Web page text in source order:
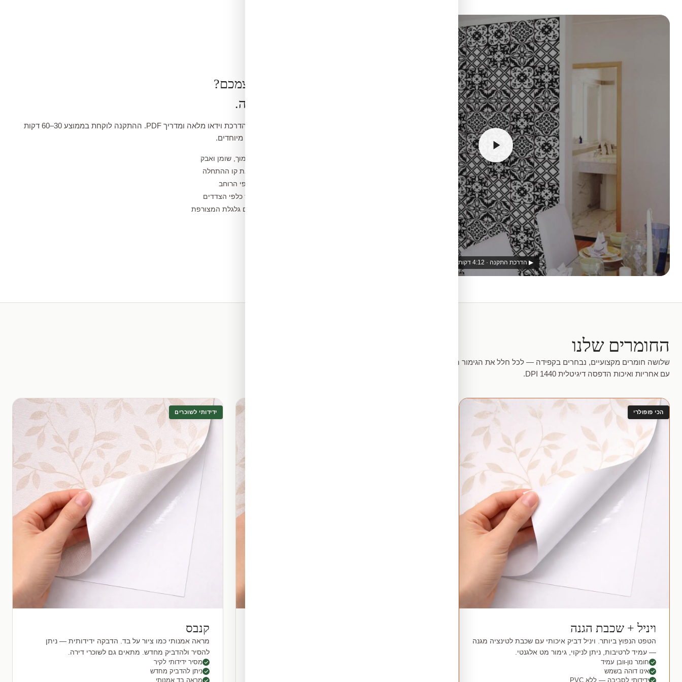
▶ הדרכת התקנה · 4:12 דקות
הרכבה בעצמכם?
קלה ופשוטה.
כל טפט מגיע עם הדרכת וידאו מלאה ומדריך PDF. ההתקנה לוקחת בממוצע 30–60 דקות
ואינה דורשת כלים מיוחדים.
נקו את הקיר ממוך, שומן ואבק
מדדו ומסמנו את קו ההתחלה
פיצלו לפסים לפי הרוחב
הדבקו מהמרכז כלפי הצדדים
הסירו בועות עם גלגלת המצורפת
החומרים שלנו
שלושה חומרים מקצועיים, נבחרים בקפידה — לכל חלל את הגימור המתאים. כל החומרים שלנו מגיעים
עם אחריות ואיכות הדפסה דיגיטלית 1440 DPI.
הכי פופולרי
ויניל + שכבת הגנה
הטפט הנפוץ ביותר. ויניל דביק איכותי עם שכבת לטינציה מגנה
— עמיד לרטיבות, ניתן לניקוי, גימור מט אלגנטי.
חומר נון-וובן עמיד
אינו דוהה בשמש
ידידותי לסביבה — ללא PVC
ידידותי לשוכרים
קנבס
מראה אמנותי כמו ציור על בד. הדבקה ידידותית — ניתן
להסיר ולהדביק מחדש. מתאים גם לשוכרי דירה.
מסיר ידידותי לקיר
ניתן להדביק מחדש
מראה בד אמנותי